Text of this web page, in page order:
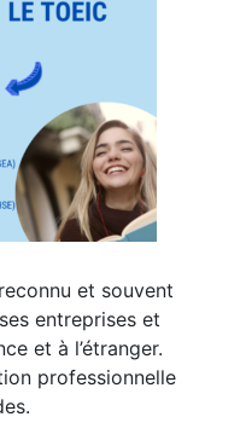
et souvent
entreprises et
et à l’étranger.
professionnelle